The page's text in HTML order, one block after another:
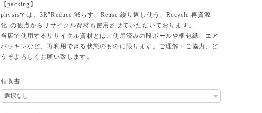
【packing】
physisでは、3R"Reduce:減らす、Reuse:繰り返し使う、Recycle:再資源
化"の観点からリサイクル資材も使用させていただいております。
当店で使用するリサイクル資材とは、使用済みの段ボールや梱包紙、エア
パッキンなど、再利用できる状態のものに限ります。ご理解・ご協力、ど
うぞよろしくお願い致します。
領収書